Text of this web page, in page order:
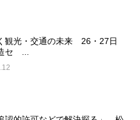
観光・交通の未来 26・27日
セ ...